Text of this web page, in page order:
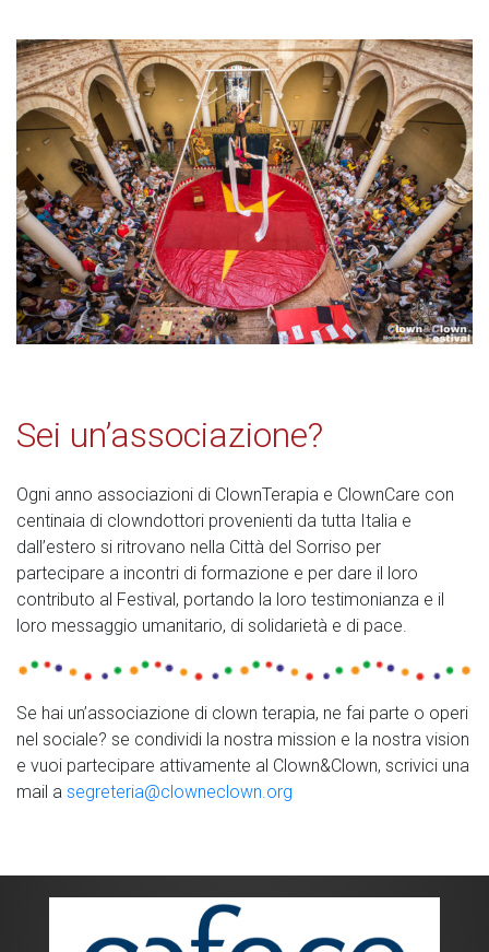
Sei un’associazione?
Ogni anno associazioni di ClownTerapia e ClownCare con
centinaia di clowndottori provenienti da tutta Italia e
dall’estero si ritrovano nella Città del Sorriso per
partecipare a incontri di formazione e per dare il loro
contributo al Festival, portando la loro testimonianza e il
loro messaggio umanitario, di solidarietà e di pace.
Se hai un’associazione di clown terapia, ne fai parte o operi
nel sociale? se condividi la nostra mission e la nostra vision
e vuoi partecipare attivamente al Clown&Clown, scrivici una
mail a segreteria@clowneclown.org